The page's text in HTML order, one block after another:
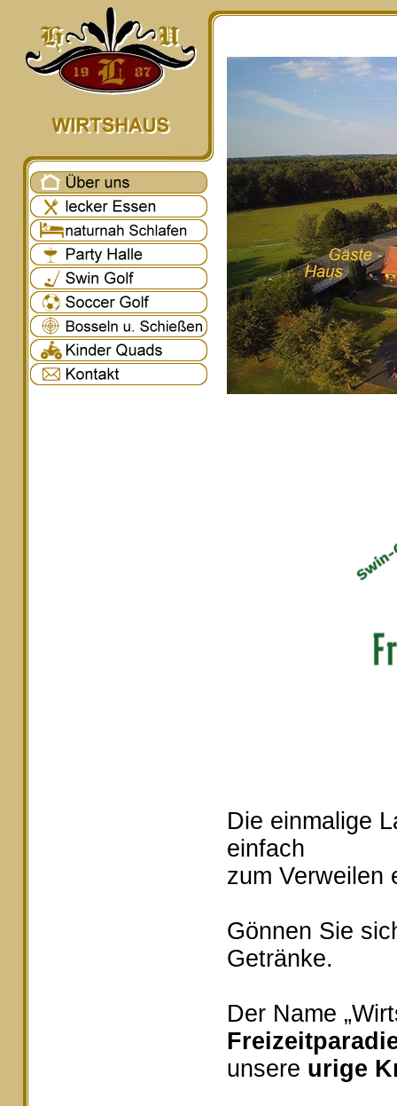
Die einmalige
einfach
zum Verweilen
Gönnen Sie
Getränke.
Der Name
unsere urige